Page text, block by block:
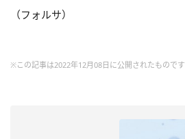
（フォルサ）
※この記事は2022年12月08日に公開されたものです